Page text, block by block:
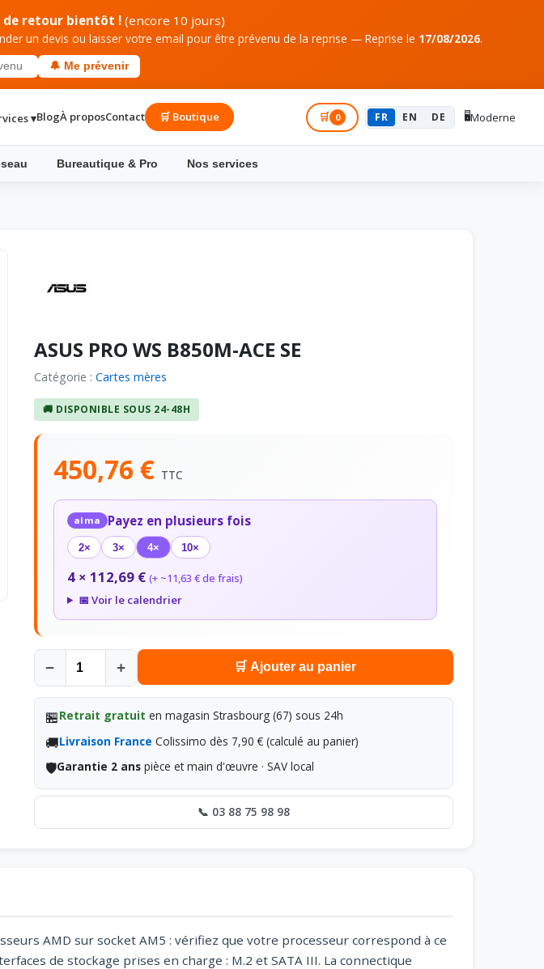
de retour bientôt !(encore 10 jours)
un devis ou laisser votre email pour être prévenu de la reprise — Reprise le 17/08/2026.
🔔 Me prévenir
▾BlogÀ proposContact 🛒 Boutique 🛒 0 FR EN DE 🖥️Moderne
Bureautique & Pro Nos services
ASUS PRO WS B850M-ACE SE
Catégorie : Cartes mères
🚚 DISPONIBLE SOUS 24-48H
450,76 € TTC
alma Payez en plusieurs fois
2× 3× 4× 10×
4 × 112,69 € (+ ~11,63 € de frais)
📅 Voir le calendrier
− + 🛒 Ajouter au panier
🏪Retrait gratuit en magasin Strasbourg (67) sous 24h
🚚Livraison France Colissimo dès 7,90 € (calculé au panier)
🛡️Garantie 2 ans pièce et main d'œuvre · SAV local
📞 03 88 75 98 98
AMD sur socket AM5 : vérifiez que votre processeur correspond à ce
de stockage prises en charge : M.2 et SATA III. La connectique